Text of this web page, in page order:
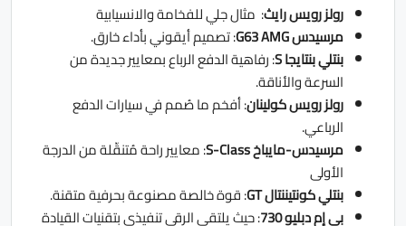
رولز رويس رايث: مثال جلي للفخامة والانسيابية
مرسيدس G63 AMG
: تصميم أيقوني بأداء خارق.
بنتلي بنتايجا S : رفاهية الدفع الرباع بمعايير جديدة من
السرعة والأناقة.
رولز رويس كولينان: أفخم ما صُمم في سيارات الدفع
الرباعي.
مرسيدس-مايباخ S-Class
: معايير راحة مُتنقّلة من الدرجة
الأولى
بنتلي كونتيننتال GT : قوة خالصة مصنوعة بحرفية متقنة.
بي إم دبليو 730
: حيث يلتقي الرقي تنفيذي بتقنيات القيادة